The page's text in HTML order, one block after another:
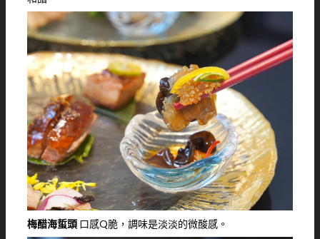
梅醋海蜇頭 口感Q脆，調味是淡淡的微酸感。